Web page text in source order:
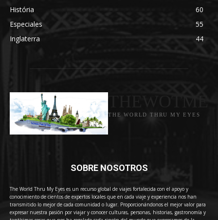
História
60
Especiales
55
Inglaterra
44
THE WORLD THRU MY EYES
SOBRE NOSOTROS
The World Thru My Eyes es un recurso global de viajes fortalecida con el apoyo y
conocimiento de cientos de expertos locales que en cada viaje y experiencia nos han
transmitido lo mejor de cada comunidad o lugar. Proporcionándonos el mejor valor para
expresar nuestra pasión por viajar y conocer culturas, personas, historias, gastronomía y